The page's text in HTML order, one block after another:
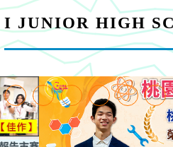
I JUNIOR HIGH